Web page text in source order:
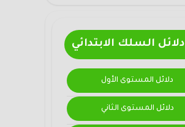
دلائل السلك الابتدائي
دلائل المستوى الأول
دلائل المستوى الثاني